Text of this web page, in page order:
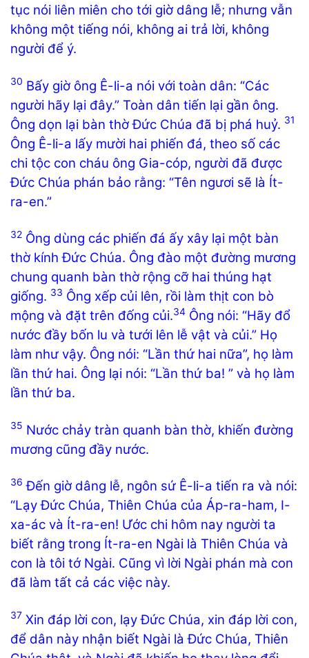
tục nói liên miên cho tới giờ dâng lễ; nhưng vẫn
không một tiếng nói, không ai trả lời, không
người để ý.
30 Bấy giờ ông Ê-li-a nói với toàn dân: “Các
người hãy lại đây.” Toàn dân tiến lại gần ông.
Ông dọn lại bàn thờ Đức Chúa đã bị phá huỷ. 31
Ông Ê-li-a lấy mười hai phiến đá, theo số các
chi tộc con cháu ông Gia-cóp, người đã được
Đức Chúa phán bảo rằng: “Tên ngươi sẽ là Ít-
ra-en.”
32 Ông dùng các phiến đá ấy xây lại một bàn
thờ kính Đức Chúa. Ông đào một đường mương
chung quanh bàn thờ rộng cỡ hai thúng hạt
giống. 33 Ông xếp củi lên, rồi làm thịt con bò
mộng và đặt trên đống củi.34 Ông nói: “Hãy đổ
nước đầy bốn lu và tưới lên lễ vật và củi.” Họ
làm như vậy. Ông nói: “Lần thứ hai nữa”, họ làm
lần thứ hai. Ông lại nói: “Lần thứ ba! ” và họ làm
lần thứ ba.
35 Nước chảy tràn quanh bàn thờ, khiến đường
mương cũng đầy nước.
36 Đến giờ dâng lễ, ngôn sứ Ê-li-a tiến ra và nói:
“Lạy Đức Chúa, Thiên Chúa của Áp-ra-ham, I-
xa-ác và Ít-ra-en! Ước chi hôm nay người ta
biết rằng trong Ít-ra-en Ngài là Thiên Chúa và
con là tôi tớ Ngài. Cũng vì lời Ngài phán mà con
đã làm tất cả các việc này.
37 Xin đáp lời con, lạy Đức Chúa, xin đáp lời con,
để dân này nhận biết Ngài là Đức Chúa, Thiên